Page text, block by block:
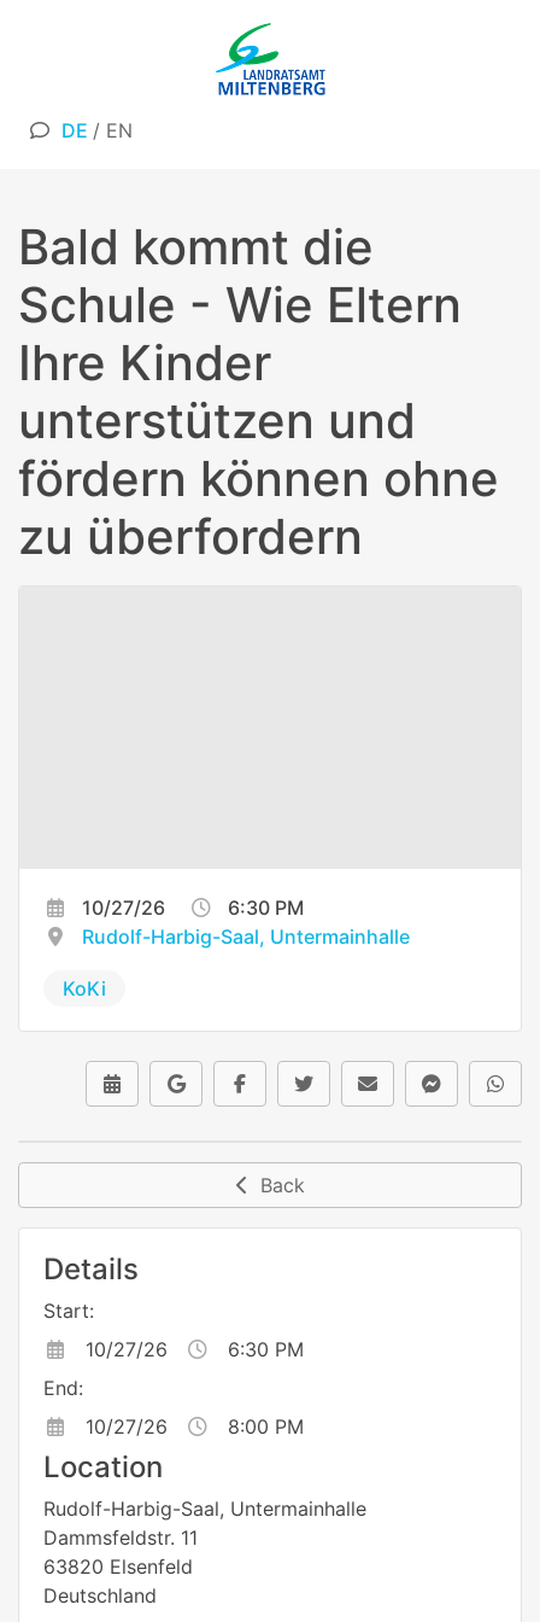
DE / EN
Bald kommt die
Schule - Wie Eltern
Ihre Kinder
unterstützen und
fördern können ohne
zu überfordern
10/27/26
6:30 PM
Rudolf-Harbig-Saal, Untermainhalle
KoKi
Back
Details
Start:
10/27/26
6:30 PM
End:
10/27/26
8:00 PM
Location
Rudolf-Harbig-Saal, Untermainhalle
Dammsfeldstr. 11
63820 Elsenfeld
Deutschland